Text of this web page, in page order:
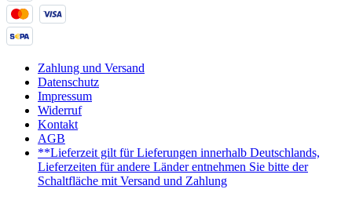
Zahlung und Versand
Datenschutz
Impressum
Widerruf
Kontakt
AGB
**Lieferzeit gilt für Lieferungen innerhalb Deutschlands,
Lieferzeiten für andere Länder entnehmen Sie bitte der
Schaltfläche mit Versand und Zahlung